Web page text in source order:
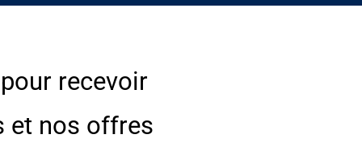
recevoir
et nos offres